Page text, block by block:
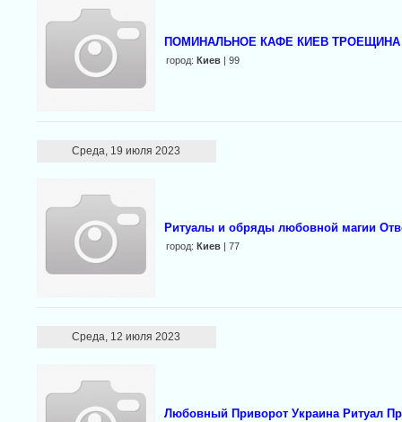
ПОМИНАЛЬНОЕ КАФЕ КИЕВ ТРОЕЩИНА
город: Киев| 99
Среда, 19 июля 2023
Ритуалы и обряды любовной магии
город: Киев| 77
Среда, 12 июля 2023
Любовный Приворот Украина Ритуал